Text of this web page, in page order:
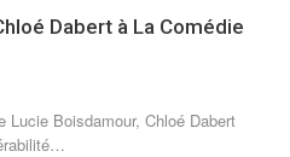
Dabert à La Comédie
Lucie Boisdamour, Chloé Dabert